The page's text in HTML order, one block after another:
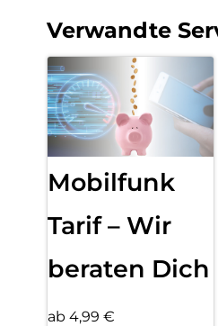
Verwandte
Mobilfunk
Tarif – Wir
beraten Dich
ab 4,99 €